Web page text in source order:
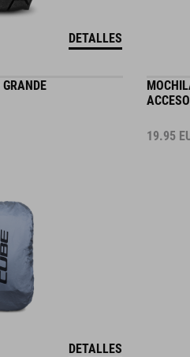
DETALLES
DETALLES
19.95